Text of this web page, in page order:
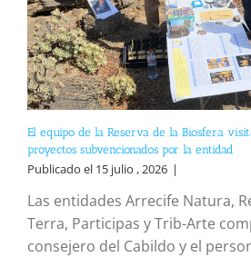
El equipo de la Reserva de la Biosfera
proyectos subvencionados por la entidad
Publicado el 15 julio , 2026 |
Las entidades Arrecife Natura,
Terra, Participas y Trib-Arte
consejero del Cabildo y el